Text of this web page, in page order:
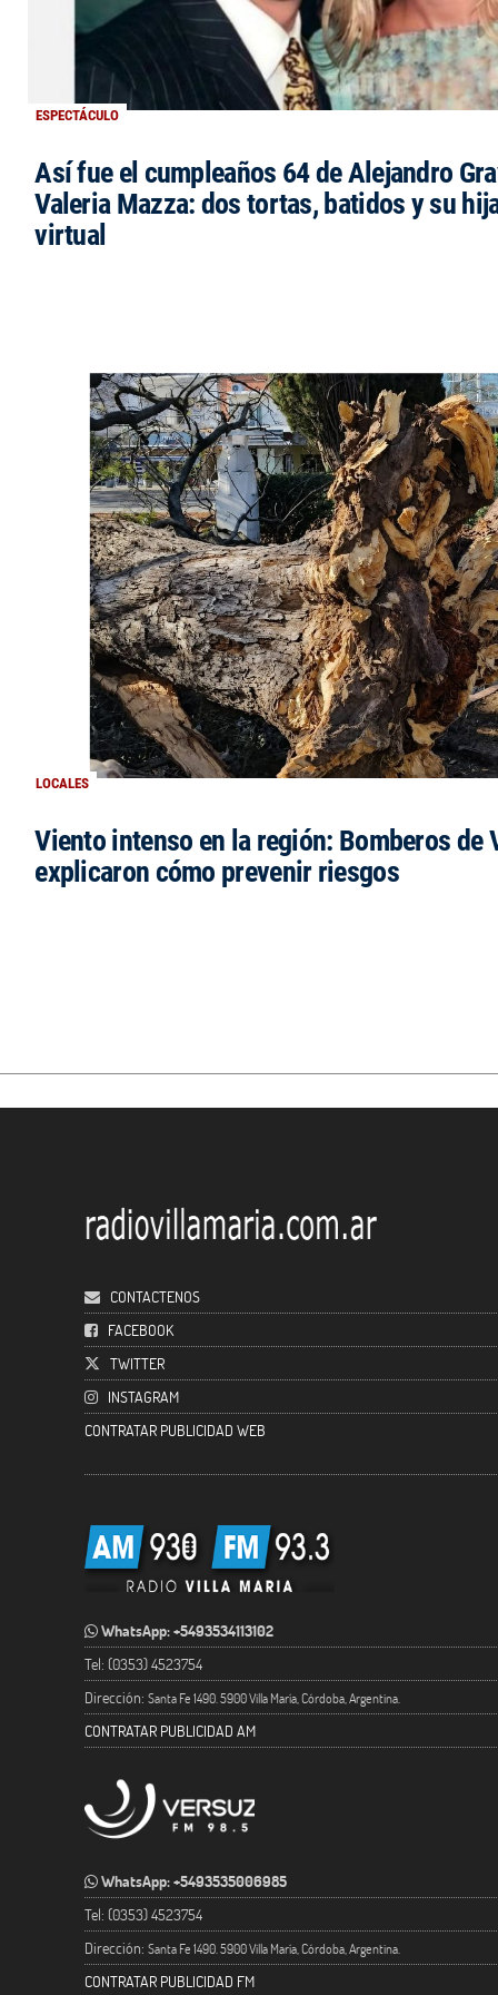
ESPECTÁCULO
Así fue el cumpleaños 64 de Alejandro
Valeria Mazza: dos tortas, batidos y su
virtual
LOCALES
Viento intenso en la región: Bomberos de
explicaron cómo prevenir riesgos
CONTACTENOS
FACEBOOK
TWITTER
INSTAGRAM
CONTRATAR PUBLICIDAD WEB
WhatsApp: +5493534113102
Tel: (0353) 4523754
Dirección: Santa Fe 1490. 5900 Villa María, Córdoba, Argentina.
CONTRATAR PUBLICIDAD AM
WhatsApp: +5493535006985
Tel: (0353) 4523754
Dirección: Santa Fe 1490. 5900 Villa María, Córdoba, Argentina.
CONTRATAR PUBLICIDAD FM